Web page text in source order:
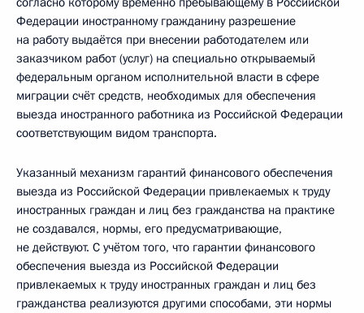
Федерации иностранному гражданину разрешение
на работу выдаётся при внесении работодателем или
заказчиком работ (услуг) на специально открываемый
федеральным органом исполнительной власти в сфере
миграции счёт средств, необходимых для обеспечения
выезда иностранного работника из Российской Федерации
соответствующим видом транспорта.
Указанный механизм гарантий финансового обеспечения
выезда из Российской Федерации привлекаемых к труду
иностранных граждан и лиц без гражданства на практике
не создавался, нормы, его предусматривающие,
не действуют. С учётом того, что гарантии финансового
обеспечения выезда из Российской Федерации
привлекаемых к труду иностранных граждан и лиц без
гражданства реализуются другими способами, эти нормы